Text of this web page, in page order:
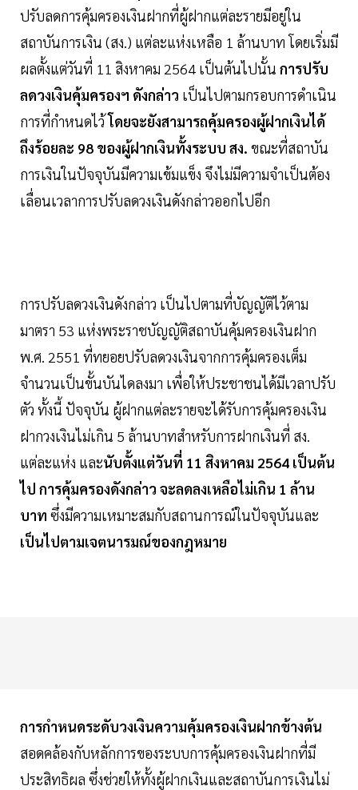
ปรับลดการคุ้มครองเงินฝากที่ผู้ฝากแต่ละรายมีอยู่ใน
สถาบันการเงิน (สง.) แต่ละแห่งเหลือ 1 ล้านบาท โดยเริ่มมี
ผลตั้งแต่วันที่ 11 สิงหาคม 2564 เป็นต้นไปนั้น การปรับ
ลดวงเงินคุ้มครองฯ ดังกล่าว เป็นไปตามกรอบการดำเนิน
การที่กำหนดไว้โดยจะยังสามารถคุ้มครองผู้ฝากเงินได้
ถึงร้อยละ 98 ของผู้ฝากเงินทั้งระบบ สง. ขณะที่สถาบัน
การเงินในปัจจุบันมีความเข้มแข็ง จึงไม่มีความจำเป็นต้อง
เลื่อนเวลาการปรับลดวงเงินดังกล่าวออกไปอีก
การปรับลดวงเงินดังกล่าว เป็นไปตามที่บัญญัติไว้ตาม
มาตรา 53 แห่งพระราชบัญญัติสถาบันคุ้มครองเงินฝาก
พ.ศ. 2551 ที่ทยอยปรับลดวงเงินจากการคุ้มครองเต็ม
จำนวนเป็นขั้นบันไดลงมา เพื่อให้ประชาชนได้มีเวลาปรับ
ตัว ทั้งนี้ ปัจจุบัน ผู้ฝากแต่ละรายจะได้รับการคุ้มครองเงิน
ฝากวงเงินไม่เกิน 5 ล้านบาทสำหรับการฝากเงินที่ สง.
แต่ละแห่ง และนับตั้งแต่วันที่ 11 สิงหาคม 2564 เป็นต้น
ไป การคุ้มครองดังกล่าว จะลดลงเหลือไม่เกิน 1 ล้าน
บาท ซึ่งมีความเหมาะสมกับสถานการณ์ในปัจจุบันและ
เป็นไปตามเจตนารมณ์ของกฎหมาย
การกำหนดระดับวงเงินความคุ้มครองเงินฝากข้างต้น
สอดคล้องกับหลักการของระบบการคุ้มครองเงินฝากที่มี
ประสิทธิผล ซึ่งช่วยให้ทั้งผู้ฝากเงินและสถาบันการเงินไม่